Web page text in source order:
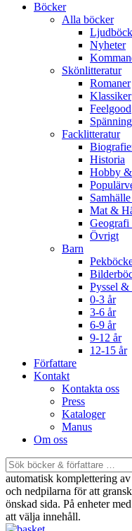
Böcker
Alla böcker
Nyheter
Skönlitteratur
Romaner
Klassiker
Feelgood
Spänning
Facklitteratur
Historia
Hobby
Mat &
Övrigt
Barn
Pyssel &
0-3 år
3-6 år
6-9 år
9-12 år
12-15 år
Författare
Kontakt
Kontakta oss
Press
Kataloger
Manus
Om oss
Sök
böcker
&
författare
efter:
automatisk komplettering
och nedpilarna för att
önskad sida. På enheter
att välja innehåll.